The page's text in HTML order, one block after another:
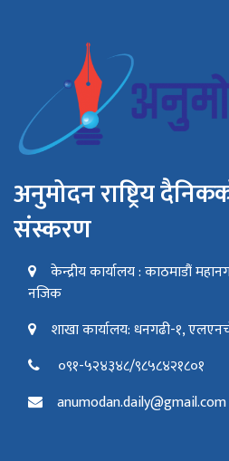
अनुमोदन राष्ट्रिय
संस्करण
केन्द्रीय कार्यालय : काठमाडौं
नजिक
शाखा कार्यालय: धनगढी-१,
०९१-५२४३४८/९८५८४२१८०१
anumodan.daily@gmail.com